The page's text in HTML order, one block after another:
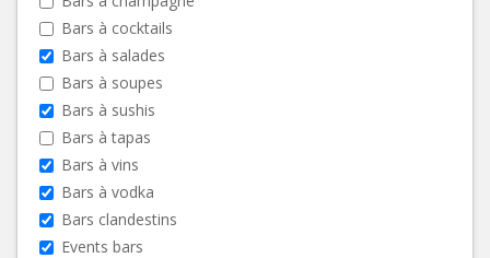
Bars à cocktails
Bars à salades
Bars à soupes
Bars à sushis
Bars à tapas
Bars à vins
Bars à vodka
Bars clandestins
Events bars